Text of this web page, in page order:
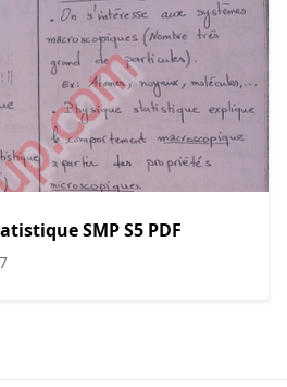
SMP S5 PDF